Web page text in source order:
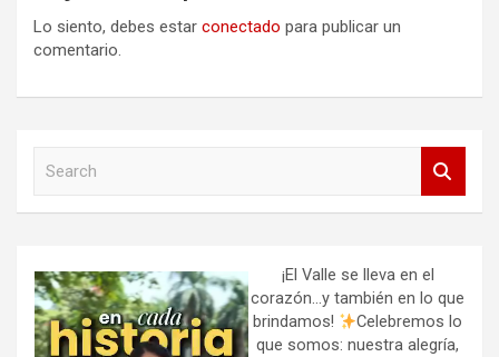
Lo siento, debes estar conectado para publicar un
comentario.
h
¡El Valle se lleva en el
corazón…y también en lo que
brindamos!
Celebremos lo
que somos: nuestra alegría,